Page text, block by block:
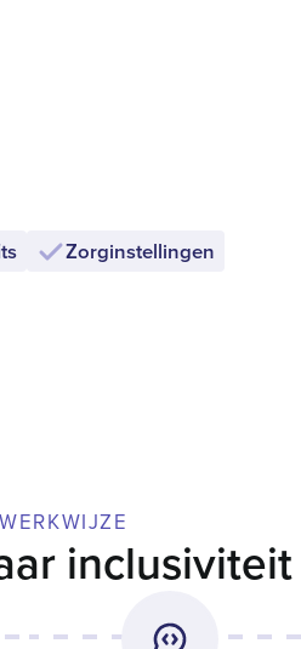
Zorginstellingen
inclusiviteit